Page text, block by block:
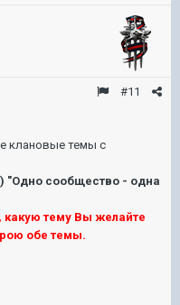
#11
клановые темы с
"Одно сообщество - одна
тему Вы желайте
обе темы.